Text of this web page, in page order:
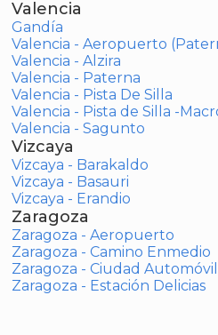
Valencia
Gandía
Valencia - Aeropuerto
Valencia - Alzira
Valencia - Paterna
Valencia - Pista De Silla
Valencia - Pista de Silla -
Valencia - Sagunto
Vizcaya
Vizcaya - Barakaldo
Vizcaya - Basauri
Vizcaya - Erandio
Zaragoza
Zaragoza - Aeropuerto
Zaragoza - Camino Enmedio
Zaragoza - Ciudad Automóvil
Zaragoza - Estación Delicias